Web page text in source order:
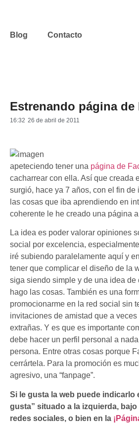
Blog Contacto
Estrenando página de
16:32 26 de abril de 2011
apeteciendo tener una página de
cacharrear con ella. Así que creada
surgió, hace ya 7 años, con el fin de
las cosas que iba aprendiendo en
coherente le he creado una página
La idea es poder valorar opiniones
social por excelencia,
iré subiendo paralelamente aquí y
tener que complicar el diseño de la
siga siendo simple y de una idea de
hago las cosas. También es una
promocionarme en la red social sin
invitaciones de amistad que a
extrañas. Y es que es importante
debe hacer un perfil personal a
persona. Entre otras cosas porque
cerrártela. Para la promoción es
agresivo, una “fanpage”.
Si le gusta la web puede indicarlo
gusta” situado a la izquierda,
redes sociales, o bien en la